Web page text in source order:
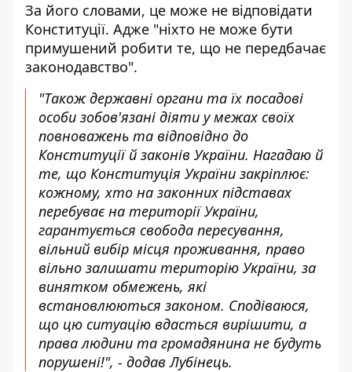
За його словами, це може не відповідати
Конституції. Адже "ніхто не може бути
примушений робити те, що не передбачає
законодавство".
"Також державні органи та їх посадові
особи зобов'язані діяти у межах своїх
повноважень та відповідно до
Конституції й законів України. Нагадаю й
те, що Конституція України закріплює:
кожному, хто на законних підставах
перебуває на території України,
гарантується свобода пересування,
вільний вибір місця проживання, право
вільно залишати територію України, за
винятком обмежень, які
встановлюються законом. Сподіваюся,
що цю ситуацію вдасться вирішити, а
права людини та громадянина не будуть
порушені!", - додав Лубінець.